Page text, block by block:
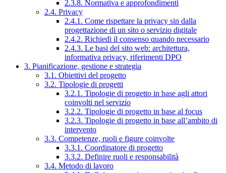
2.3.8. Normativa e approfondimenti
2.4. Privacy
2.4.1. Come rispettare la privacy sin dalla
progettazione di un sito o servizio digitale
2.4.2. Richiedi il consenso quando necessario
2.4.3. Le basi del sito web: architettura,
informativa privacy, riferimenti DPO
3. Pianificazione, gestione e strategia
3.1. Obiettivi del progetto
3.2. Tipologie di progetti
3.2.1. Tipologie di progetto in base agli attori
coinvolti nel servizio
3.2.2. Tipologie di progetto in base al focus
3.2.3. Tipologie di progetto in base all’ambito di
intervento
3.3. Competenze, ruoli e figure coinvolte
3.3.1. Coordinatore di progetto
3.3.2. Definire ruoli e responsabilità
3.4. Metodo di lavoro